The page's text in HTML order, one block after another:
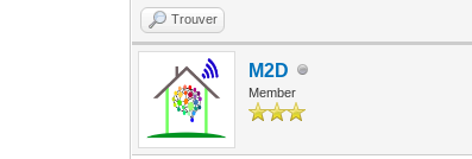
Trouver
M2D
Member